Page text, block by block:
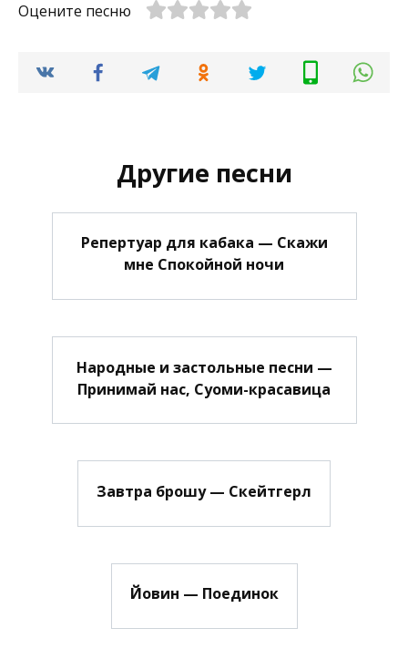
Оцените песню
Другие песни
Репертуар для кабака — Скажи
мне Спокойной ночи
Народные и застольные песни —
Принимай нас, Суоми-красавица
Завтра брошу — Скейтгерл
Йовин — Поединок